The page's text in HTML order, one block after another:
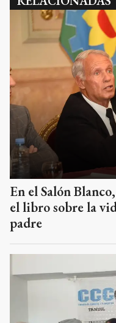
En el Salón
el libro sobre la
padre